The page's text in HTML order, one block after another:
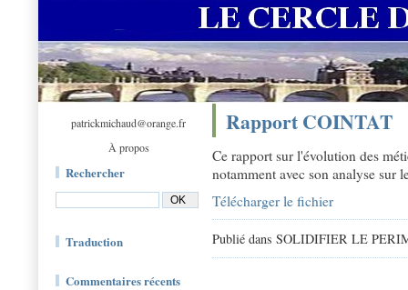
patrickmichaud@orange.fr
À propos
Rechercher
Traduction
Commentaires récents
Rapport COINTAT
Ce rapport sur l'évolution des
notamment avec son analyse sur
Télécharger le fichier
Publié dans SOLIDIFIER LE